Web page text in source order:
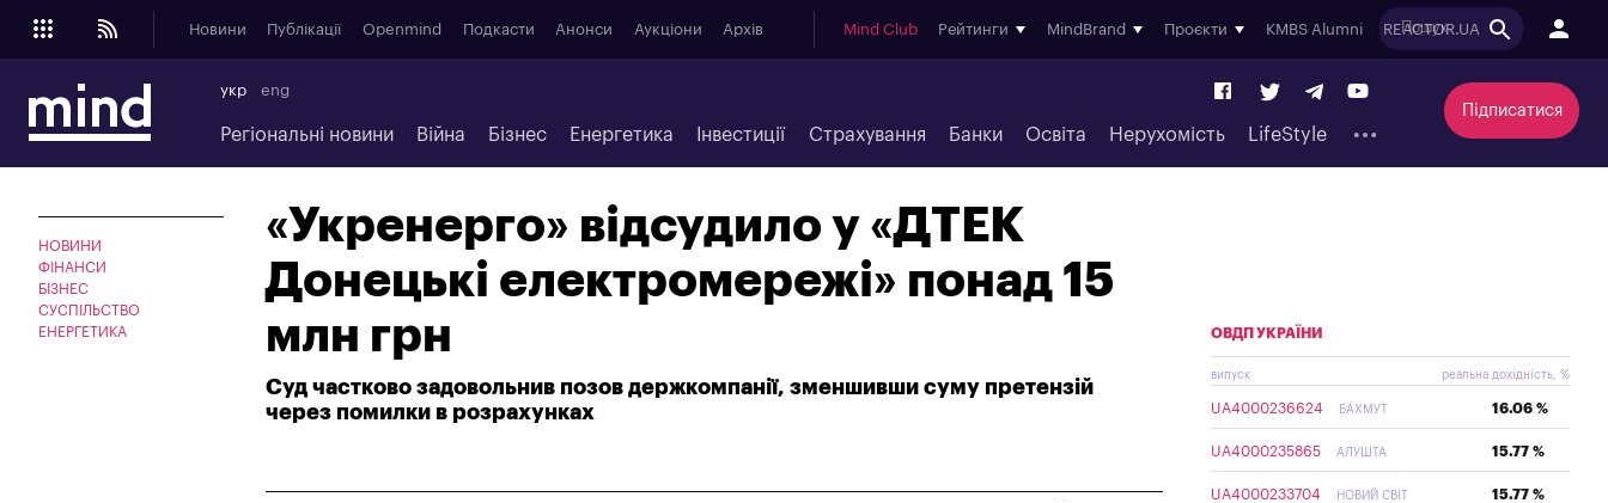
Новини Публікації Openmind Подкасти Анонси Аукціони Архів Mind Club Рейтинги MindBrand Проєкти KMBS Alumni REACTOR.UA
укр eng
Регіональні новини Війна Бізнес Енергетика Інвестиції Страхування Банки Освіта Нерухомість LifeStyle
Підписатися
НОВИНИ
ФІНАНСИ
БІЗНЕС
СУСПІЛЬСТВО
ЕНЕРГЕТИКА
«Укренерго» відсудило у «ДТЕК
Донецькі електромережі» понад 15
млн грн
Суд частково задовольнив позов держкомпанії, зменшивши суму претензій
через помилки в розрахунках
ОВДП УКРАЇНИ
випуск реальна дохідність, %
UA4000236624 БАХМУТ 16.06 %
UA4000235865 АЛУШТА 15.77 %
UA4000233704 НОВИЙ СВІТ 15.77 %